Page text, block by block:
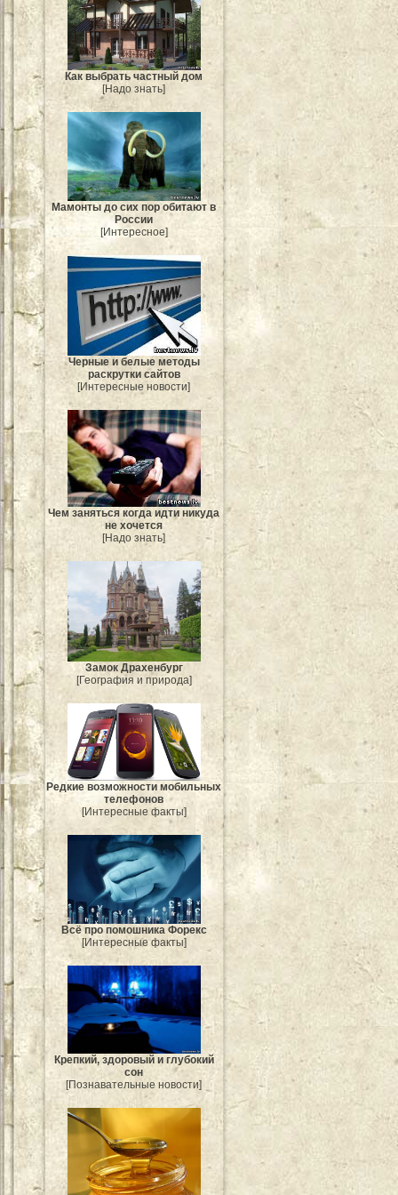
Как выбрать частный дом
[Надо знать]
Мамонты до сих пор обитают в
России
[Интересное]
Черные и белые методы
раскрутки сайтов
[Интересные новости]
Чем заняться когда идти никуда
не хочется
[Надо знать]
Замок Драхенбург
[География и природа]
Редкие возможности мобильных
телефонов
[Интересные факты]
Всё про помошника Форекс
[Интересные факты]
Крепкий, здоровый и глубокий
сон
[Познавательные новости]